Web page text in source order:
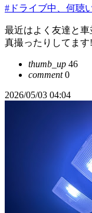
#ドライブ中、何聴
最近はよく友達と
真撮ったりしてま
thumb_up 46
comment0
2026/05/03 04:04